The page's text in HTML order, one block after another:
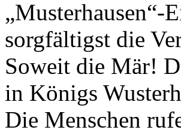
„Musterhausen“-
sorgfältigst die
Soweit die Mär!
in Königs
Die Menschen